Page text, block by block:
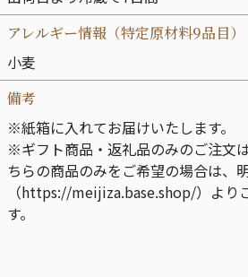
アレルギー情報（特定原材料9品目）
小麦
備考
※紙箱に入れてお届けいたします。
※ギフト商品・返礼品のみのご注文
ちらの商品のみをご希望の場合は、
（https://meijiza.base.shop/）より
す。